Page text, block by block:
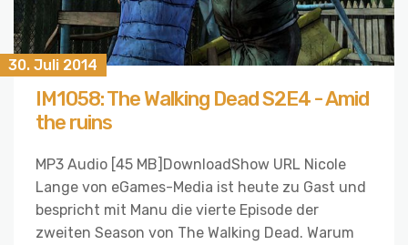
30. Juli 2014
IM1058: The Walking Dead S2E4 - Amid
the ruins
MP3 Audio [45 MB]DownloadShow URL Nicole
Lange von eGames-Media ist heute zu Gast und
bespricht mit Manu die vierte Episode der
zweiten Season von The Walking Dead. Warum